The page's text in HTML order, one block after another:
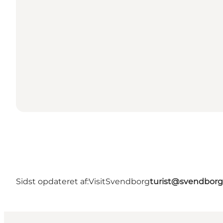
Sidst opdateret af:VisitSvendborg